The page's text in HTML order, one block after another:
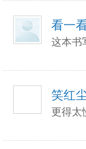
看一
这本书
笑红
更得太